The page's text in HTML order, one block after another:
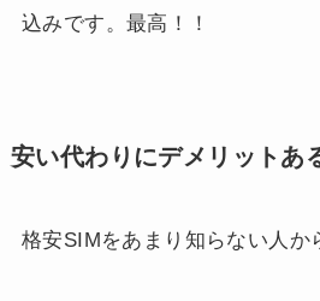
込みです。最高！！
安い代わりにデメリットあ
格安SIMをあまり知らない人か